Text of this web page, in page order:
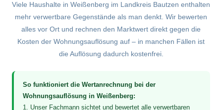
Viele Haushalte in Weißenberg im Landkreis Bautzen enthalten
mehr verwertbare Gegenstände als man denkt. Wir bewerten
alles vor Ort und rechnen den Marktwert direkt gegen die
Kosten der Wohnungsauflösung auf – in manchen Fällen ist
die Auflösung dadurch kostenfrei.
So funktioniert die Wertanrechnung bei der
Wohnungsauflösung in Weißenberg:
1. Unser Fachmann sichtet und bewertet alle verwertbaren